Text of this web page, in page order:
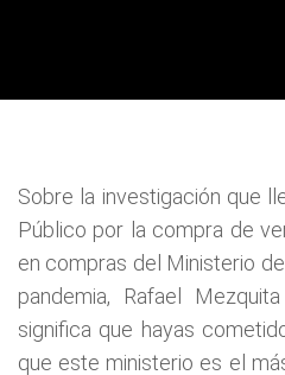
Sobre la investigación que
Público por la compra de
en compras del Ministerio
pandemia, Rafael
significa que hayas
que este ministerio es el